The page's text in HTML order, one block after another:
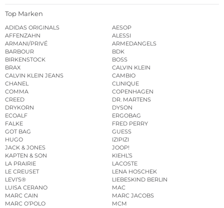
Top Marken
ADIDAS ORIGINALS
AESOP
AFFENZAHN
ALESSI
ARMANI/PRIVÉ
ARMEDANGELS
BARBOUR
BDK
BIRKENSTOCK
BOSS
BRAX
CALVIN KLEIN
CALVIN KLEIN JEANS
CAMBIO
CHANEL
CLINIQUE
COMMA
COPENHAGEN
CREED
DR. MARTENS
DRYKORN
DYSON
ECOALF
ERGOBAG
FALKE
FRED PERRY
GOT BAG
GUESS
HUGO
IZIPIZI
JACK & JONES
JOOP!
KAPTEN & SON
KIEHL’S
LA PRAIRIE
LACOSTE
LE CREUSET
LENA HOSCHEK
LEVI’S®
LIEBESKIND BERLIN
LUISA CERANO
MAC
MARC CAIN
MARC JACOBS
MARC O’POLO
MCM